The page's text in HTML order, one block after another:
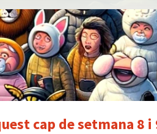
Els
millors
Carnavals
de
Girona
cap de setmana 8